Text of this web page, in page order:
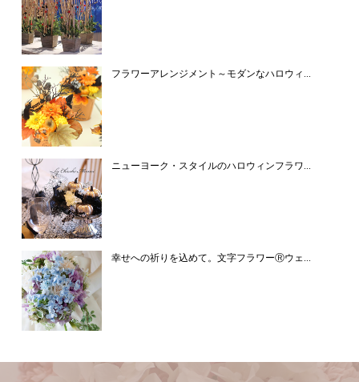
フラワーアレンジメント～モダンなハロウィ...
ニューヨーク・スタイルのハロウィンフラワ...
幸せへの祈りを込めて。文字フラワーⓇウェ...